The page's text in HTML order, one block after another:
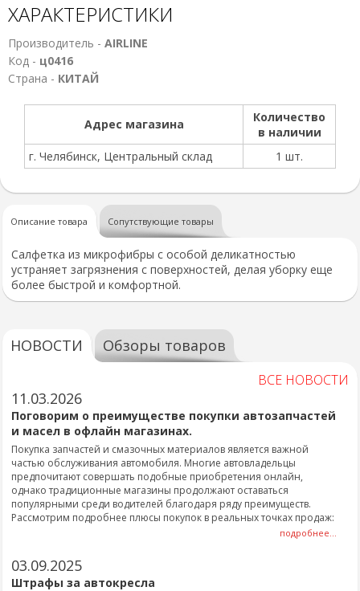
ХАРАКТЕРИСТИКИ
Производитель - AIRLINE
Код - ц0416
Страна - КИТАЙ
Адрес магазина
Количество
в наличии
г. Челябинск, Центральный склад
1 шт.
Описание товара Сопутствующие товары
Салфетка из микрофибры с особой деликатностью
устраняет загрязнения с поверхностей, делая уборку еще
более быстрой и комфортной.
НОВОСТИ Обзоры товаров
ВСЕ НОВОСТИ
11.03.2026
Поговорим о преимуществе покупки автозапчастей
и масел в офлайн магазинах.
Покупка запчастей и смазочных материалов является важной
частью обслуживания автомобиля. Многие автовладельцы
предпочитают совершать подобные приобретения онлайн,
однако традиционные магазины продолжают оставаться
популярными среди водителей благодаря ряду преимуществ.
Рассмотрим подробнее плюсы покупок в реальных точках продаж:
подробнее...
03.09.2025
Штрафы за автокресла